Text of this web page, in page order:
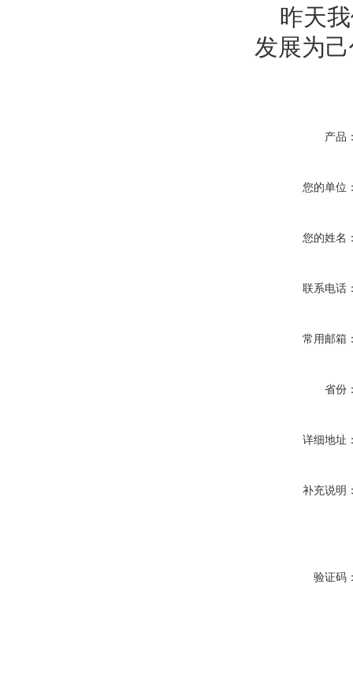
昨天我
发展为
产品
您的单位
您的姓名
联系电话
常用邮箱
省份
详细地址
补充说明
验证码